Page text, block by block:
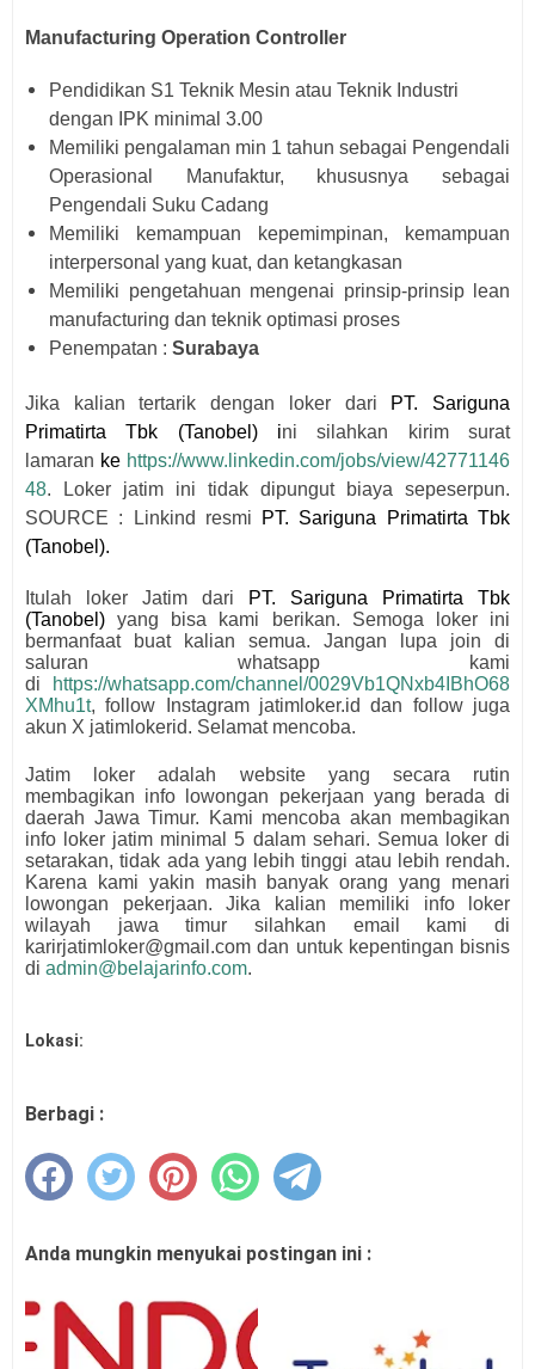
Manufacturing Operation Controller
Pendidikan S1 Teknik Mesin atau Teknik Industri
dengan IPK minimal 3.00
Memiliki pengalaman min 1 tahun sebagai Pengendali
Operasional Manufaktur, khususnya sebagai
Pengendali Suku Cadang
Memiliki kemampuan kepemimpinan, kemampuan
interpersonal yang kuat, dan ketangkasan
Memiliki pengetahuan mengenai prinsip-prinsip lean
manufacturing dan teknik optimasi proses
Penempatan : Surabaya
Jika kalian tertarik dengan loker dari
PT. Sariguna
Primatirta Tbk (Tanobel)
ini silahkan kirim surat
lamaran ke https://www.linkedin.com/jobs/view/42771146
48. Loker jatim ini tidak dipungut biaya sepeserpun.
SOURCE : Linkind resmi
PT. Sariguna Primatirta Tbk
(Tanobel).
Itulah loker Jatim dari
PT. Sariguna Primatirta Tbk
(Tanobel) yang bisa kami berikan. Semoga loker ini
bermanfaat buat kalian semua. Jangan lupa join di
saluran whatsapp kami
di
https://whatsapp.com/channel/0029Vb1QNxb4IBhO68
XMhu1t, follow Instagram jatimloker.id dan follow juga
akun X jatimlokerid. Selamat mencoba.
Jatim loker adalah website yang secara rutin
membagikan info lowongan pekerjaan yang berada di
daerah Jawa Timur. Kami mencoba akan membagikan
info loker jatim minimal 5 dalam sehari. Semua loker di
setarakan, tidak ada yang lebih tinggi atau lebih rendah.
Karena kami yakin masih banyak orang yang menari
lowongan pekerjaan. Jika kalian memiliki info loker
wilayah jawa timur silahkan email kami di
karirjatimloker@gmail.com dan untuk kepentingan bisnis
di admin@belajarinfo.com.
Lokasi:
Berbagi :
Anda mungkin menyukai postingan ini :